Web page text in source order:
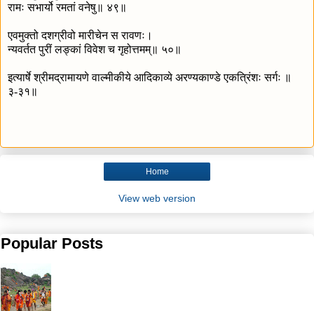
रामः सभार्यो रमतां वनेषु॥ ४९॥
एवमुक्तो दशग्रीवो मारीचेन स रावणः।
न्यवर्तत पुरीं लङ्कां विवेश च गृहोत्तमम्॥ ५०॥
इत्यार्षे श्रीमद्रामायणे वाल्मीकीये आदिकाव्ये अरण्यकाण्डे एकत्रिंशः सर्गः ॥
३-३१॥
Home
View web version
Popular Posts